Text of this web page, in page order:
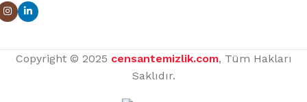
Copyright © 2025 censantemizlik.com, Tüm Hakları
Saklıdır.